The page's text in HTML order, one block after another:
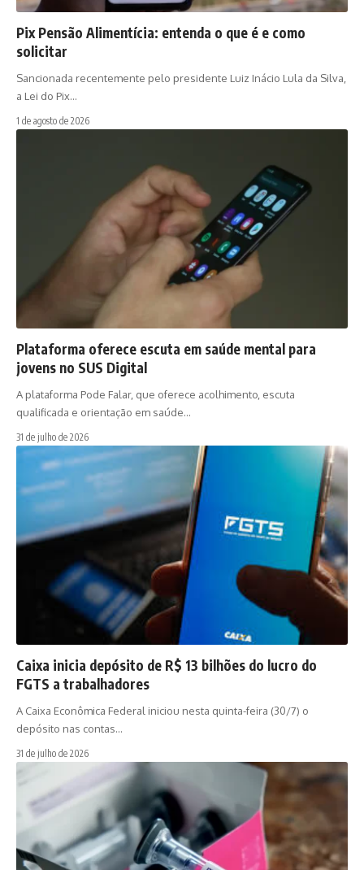
Pix Pensão Alimentícia: entenda o que é e como
solicitar
Sancionada recentemente pelo presidente Luiz Inácio Lula da Silva,
a Lei do Pix…
1 de agosto de 2026
Plataforma oferece escuta em saúde mental para
jovens no SUS Digital
A plataforma Pode Falar, que oferece acolhimento, escuta
qualificada e orientação em saúde…
31 de julho de 2026
Caixa inicia depósito de R$ 13 bilhões do lucro do
FGTS a trabalhadores
A Caixa Econômica Federal iniciou nesta quinta-feira (30/7) o
depósito nas contas…
31 de julho de 2026